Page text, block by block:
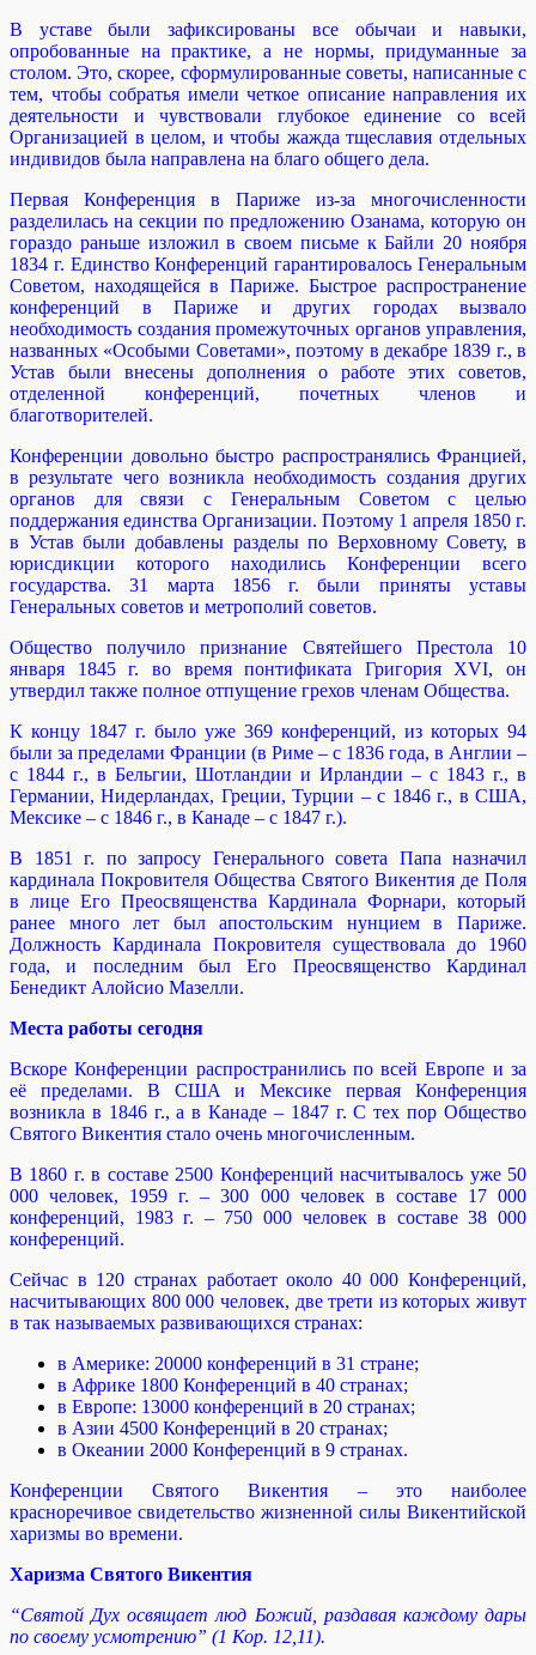
В уставе были зафиксированы все обычаи и навыки,
опробованные на практике, а не нормы, придуманные за
столом. Это, скорее, сформулированные советы, написанные с
тем, чтобы собратья имели четкое описание направления их
деятельности и чувствовали глубокое единение со всей
Организацией в целом, и чтобы жажда тщеславия отдельных
индивидов была направлена на благо общего дела.
Первая Конференция в Париже из-за многочисленности
разделилась на секции по предложению Озанама, которую он
гораздо раньше изложил в своем письме к Байли 20 ноября
1834 г. Единство Конференций гарантировалось Генеральным
Советом, находящейся в Париже. Быстрое распространение
конференций в Париже и других городах вызвало
необходимость создания промежуточных органов управления,
названных «Особыми Советами», поэтому в декабре 1839 г., в
Устав были внесены дополнения о работе этих советов,
отделенной конференций, почетных членов и
благотворителей.
Конференции довольно быстро распространялись Францией,
в результате чего возникла необходимость создания других
органов для связи с Генеральным Советом с целью
поддержания единства Организации. Поэтому 1 апреля 1850 г.
в Устав были добавлены разделы по Верховному Совету, в
юрисдикции которого находились Конференции всего
государства. 31 марта 1856 г. были приняты уставы
Генеральных советов и метрополий советов.
Общество получило признание Святейшего Престола 10
января 1845 г. во время понтификата Григория XVI, он
утвердил также полное отпущение грехов членам Общества.
К концу 1847 г. было уже 369 конференций, из которых 94
были за пределами Франции (в Риме – с 1836 года, в Англии –
с 1844 г., в Бельгии, Шотландии и Ирландии – с 1843 г., в
Германии, Нидерландах, Греции, Турции – с 1846 г., в США,
Мексике – с 1846 г., в Канаде – с 1847 г.).
В 1851 г. по запросу Генерального совета Папа назначил
кардинала Покровителя Общества Святого Викентия де Поля
в лице Его Преосвященства Кардинала Форнари, который
ранее много лет был апостольским нунцием в Париже.
Должность Кардинала Покровителя существовала до 1960
года, и последним был Его Преосвященство Кардинал
Бенедикт Алойсио Мазелли.
Места работы сегодня
Вскоре Конференции распространились по всей Европе и за
её пределами. В США и Мексике первая Конференция
возникла в 1846 г., а в Канаде – 1847 г. С тех пор Общество
Святого Викентия стало очень многочисленным.
В 1860 г. в составе 2500 Конференций насчитывалось уже 50
000 человек, 1959 г. – 300 000 человек в составе 17 000
конференций, 1983 г. – 750 000 человек в составе 38 000
конференций.
Сейчас в 120 странах работает около 40 000 Конференций,
насчитывающих 800 000 человек, две трети из которых живут
в так называемых развивающихся странах:
в Америке: 20000 конференций в 31 стране;
в Африке 1800 Конференций в 40 странах;
в Европе: 13000 конференций в 20 странах;
в Азии 4500 Конференций в 20 странах;
в Океании 2000 Конференций в 9 странах.
Конференции Святого Викентия – это наиболее
красноречивое свидетельство жизненной силы Викентийской
харизмы во времени.
Харизма Святого Викентия
“Святой Дух освящает люд Божий, раздавая каждому дары
по своему усмотрению” (1 Кор. 12,11).